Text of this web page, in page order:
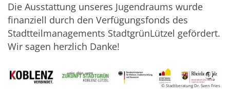
Die Ausstattung unseres Jugendraums wurde
finanziell durch den Verfügungsfonds des
Stadtteilmanagements StadtgrünLützel gefördert.
Wir sagen herzlich Danke!
© Stadtberatung Dr. Sven Fries